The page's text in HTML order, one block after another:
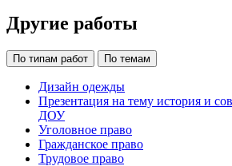
Другие работы
По типам работ По темам
Дизайн одежды
Презентация на тему история и
ДОУ
Уголовное право
Гражданское право
Трудовое право